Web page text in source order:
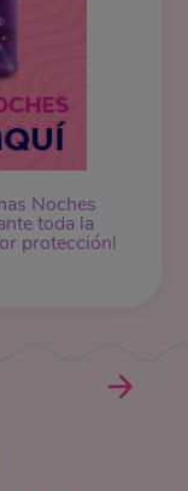
Noches
toda la
protección!